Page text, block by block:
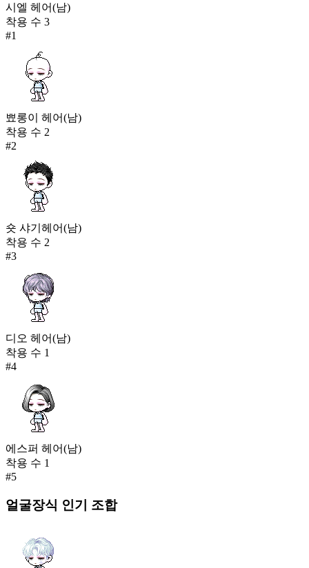
시엘 헤어(남)
착용 수 3
#1
뾰롱이 헤어(남)
착용 수 2
#2
숏 샤기헤어(남)
착용 수 2
#3
디오 헤어(남)
착용 수 1
#4
에스퍼 헤어(남)
착용 수 1
#5
얼굴장식 인기 조합